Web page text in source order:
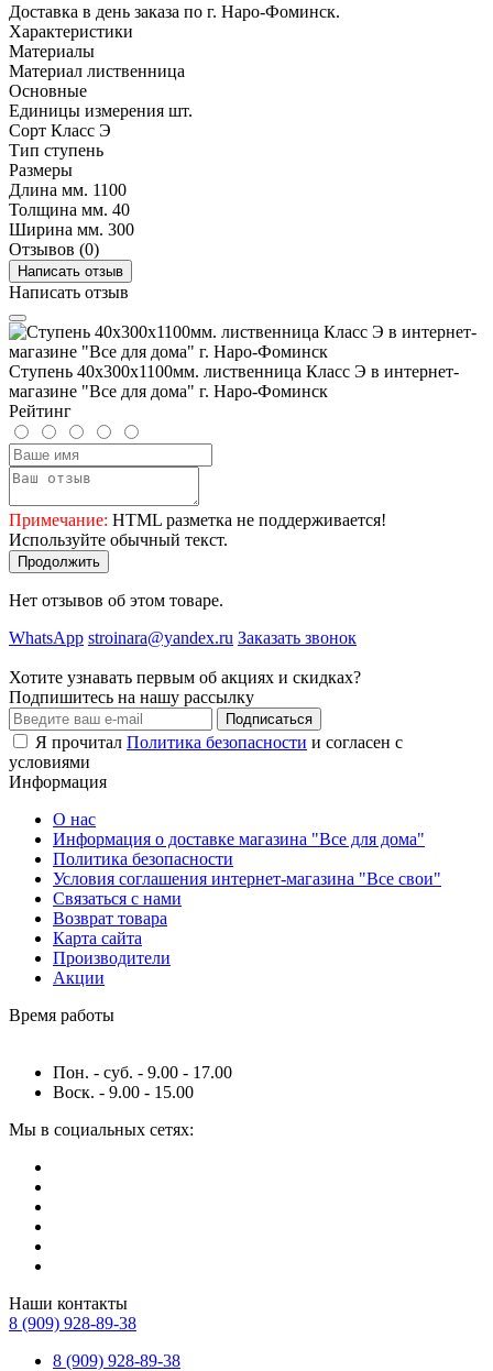
Доставка в день заказа по г. Наро-Фоминск.
Характеристики
Материалы
Материал лиственница
Основные
Единицы измерения шт.
Сорт Класс Э
Тип стyпень
Размеры
Длина мм. 1100
Толщина мм. 40
Ширина мм. 300
Отзывов (0)
Написать отзыв
Написать отзыв
Ступень 40х300х1100мм. лиственница Класс Э в интернет-
магазине "Все для дома" г. Наро-Фоминск
Рейтинг
Примечание: HTML разметка не поддерживается!
Используйте обычный текст.
Продолжить
Нет отзывов об этом товаре.
WhatsApp stroinara@yandex.ru Заказать звонок
Хотите узнавать первым об акциях и скидках?
Подпишитесь на нашу рассылку
Подписаться
Я прочитал Политика безопасности и согласен с
условиями
Информация
О нас
Информация о доставке магазина "Все для дома"
Политика безопасности
Условия соглашения интернет-магазина "Все свои"
Связаться с нами
Возврат товара
Карта сайта
Производители
Акции
Время работы
Пон. - суб. - 9.00 - 17.00
Воск. - 9.00 - 15.00
Мы в социальных сетях:
Наши контакты
8 (909) 928-89-38
8 (909) 928-89-38